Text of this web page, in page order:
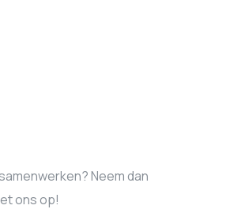
Neem dan
ons op!